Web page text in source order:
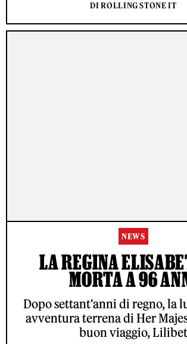
DI ROLLING STONE IT
NEWS
LA REGINA
MORTA A 96
Dopo settant'anni di regno, la
avventura terrena di Her
buon viaggio, Lilibet